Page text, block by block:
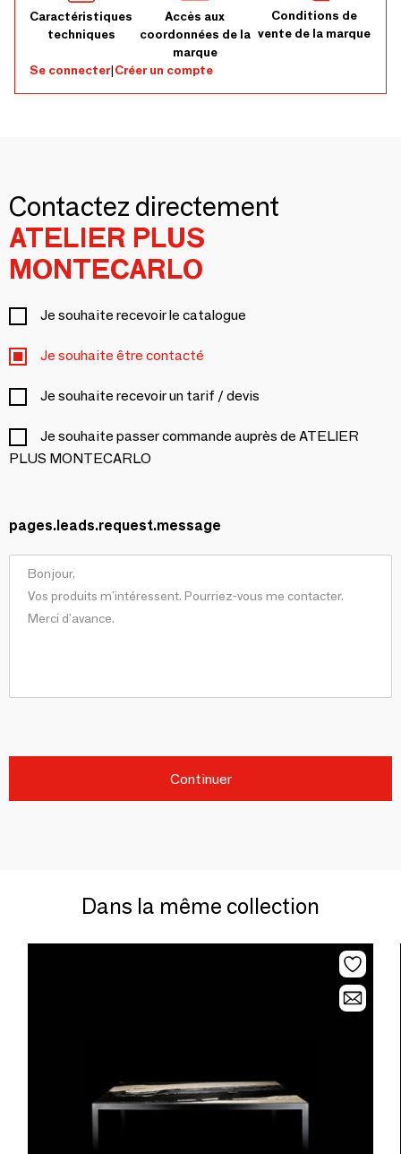
Caractéristiques
techniques
Accès aux
coordonnées de la
marque
Conditions de
vente de la marque
Se connecter|Créer un compte
Contactez directement
ATELIER PLUS
MONTECARLO
Je souhaite recevoir le catalogue
Je souhaite être contacté
Je souhaite recevoir un tarif / devis
Je souhaite passer commande auprès de ATELIER
PLUS MONTECARLO
pages.leads.request.message
Continuer
Dans la même collection